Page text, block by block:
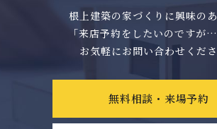
根上建築の家づくりに興味の
「来店予約をしたいのですが…
お気軽にお問い合わせくださ
無料相談・来場予約